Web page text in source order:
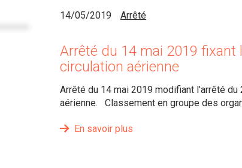
14/05/2019 Arrêté
Arrêté du 14 mai 2019
circulation aérienne
Arrêté du 14 mai 2019 modifiant l'arrêté
aérienne. Classement en groupe des
En savoir plus